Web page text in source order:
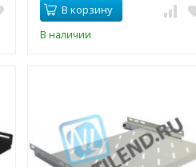
В корзину
В наличии